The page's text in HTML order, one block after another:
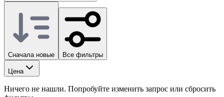
Сначала новые Все фильтры
Цена
Ничего не нашли. Попробуйте изменить запрос или сбросить